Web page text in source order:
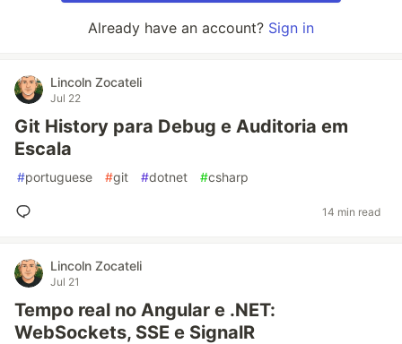
Already have an account? Sign in
Lincoln Zocateli
Jul 22
Git History para Debug e Auditoria em
Escala
#portuguese #git #dotnet #csharp
14 min read
Lincoln Zocateli
Jul 21
Tempo real no Angular e .NET:
WebSockets, SSE e SignalR